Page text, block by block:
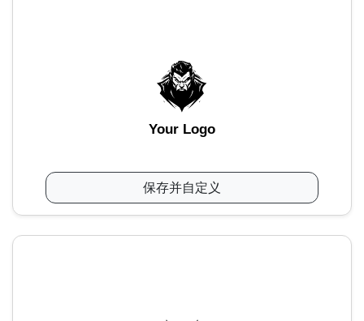
Your Logo
保存并自定义